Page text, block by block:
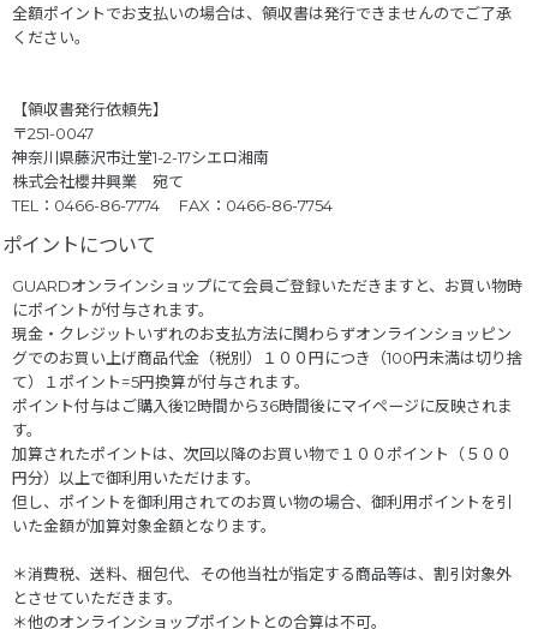
全額ポイントでお支払いの場合は、領収書は発行できませんのでご了承
ください。
【領収書発行依頼先】
〒251-0047
神奈川県藤沢市辻堂1-2-17シエロ湘南
株式会社櫻井興業 宛て
TEL：0466-86-7774 FAX：0466-86-7754
ポイントについて
GUARDオンラインショップにて会員ご登録いただきますと、お買い物時
にポイントが付与されます。
現金・クレジットいずれのお支払方法に関わらずオンラインショッピン
グでのお買い上げ商品代金（税別）１００円につき（100円未満は切り捨
て）１ポイント=5円換算が付与されます。
ポイント付与はご購入後12時間から36時間後にマイページに反映されま
す。
加算されたポイントは、次回以降のお買い物で１００ポイント（５００
円分）以上で御利用いただけます。
但し、ポイントを御利用されてのお買い物の場合、御利用ポイントを引
いた金額が加算対象金額となります。
＊消費税、送料、梱包代、その他当社が指定する商品等は、割引対象外
とさせていただきます。
＊他のオンラインショップポイントとの合算は不可。